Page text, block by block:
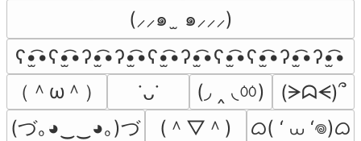
(⸝⸝๑  ̫ ๑⸝⸝⸝)
ʕ•̫͡•ʕ•̫͡•ʔ•̫͡•ʔ•̫͡•ʕ•̫͡•ʔ•̫͡•ʕ•̫͡•ʕ•̫͡•ʔ•̫͡•ʔ•̫͡•
（＾ω＾）
˙ᴗ˙ (◞ ‸ ◟ㆀ)
(ᗒᗣᗕ)՞
(づ｡◕‿‿◕｡)づ
(＾▽＾)
ᜊ( ‘ ⩊ ‘𖦹)ᜊ